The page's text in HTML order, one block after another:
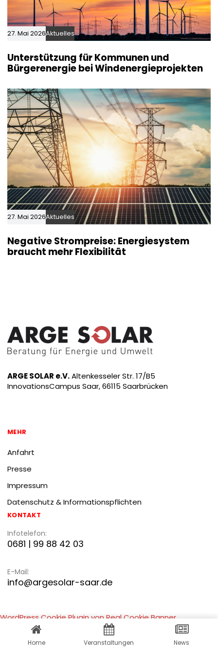
27. Mai 2026Aktuelles
Unterstützung für Kommunen und
Bürgerenergie bei Windenergieprojekten
27. Mai 2026Aktuelles
Negative Strompreise: Energiesystem
braucht mehr Flexibilität
ARGE SOLAR e.V.Altenkesseler Str. 17/B5
InnovationsCampus Saar, 66115 Saarbrücken
MEHR
Anfahrt
Presse
Impressum
Datenschutz & Informationspflichten
KONTAKT
Infotelefon:
0681 | 99 88 42 03
E-Mail:
info@argesolar-saar.de
Home Veranstaltungen News
WordPress Cookie Plugin von Real Cookie Banner